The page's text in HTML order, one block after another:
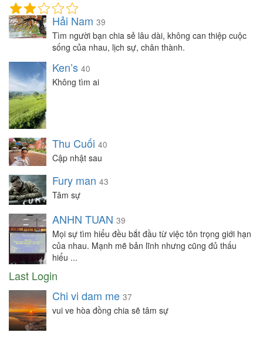
Hải Nam 39
Tìm người bạn chia sẻ lâu dài, không can thiệp cuộc
sống của nhau, lịch sự, chân thành.
Ken’s 40
Không tìm ai
Thu Cuối 40
Cập nhật sau
Fury man 43
Tâm sự
ANHN TUAN 39
Mọi sự tìm hiểu đều bắt đầu từ việc tôn trọng giới hạn
của nhau. Mạnh mẽ bản lĩnh nhưng cũng đủ thấu
hiểu ...
Last Login
Chi vi dam me 37
vui ve hòa đồng chia sẽ tâm sự